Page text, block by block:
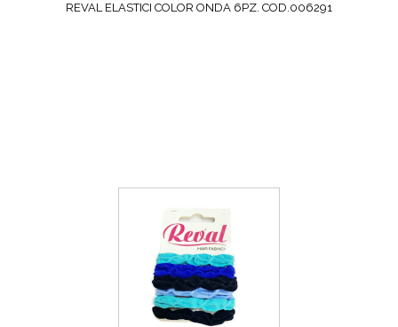
REVAL ELASTICI COLOR ONDA 6PZ. COD.006291